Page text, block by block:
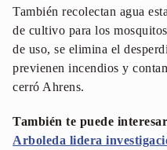
También recolectan agua
de cultivo para los
de uso, se elimina el
previenen incendios y
cerró Ahrens.
También te puede
Arboleda lidera